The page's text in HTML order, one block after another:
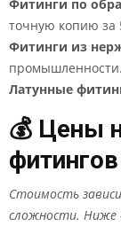
Фитинги по
точную копию за
Фитинги из
промышленности.
Латунные
💰 Цены
Стоимость
сложности. Ниже